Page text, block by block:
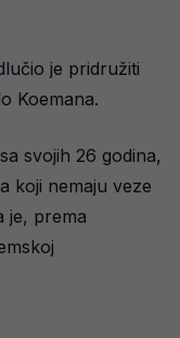
je pridružiti
Koemana.
svojih 26 godina,
koji nemaju veze
je, prema